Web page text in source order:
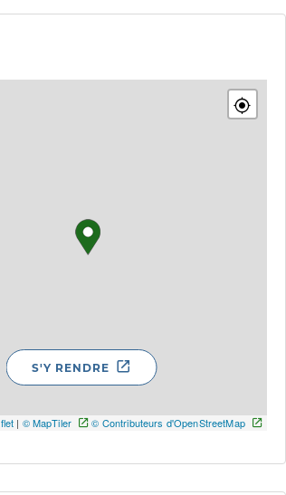
| © MapTiler © Contributeurs d'OpenStreetMap
S'Y RENDRE